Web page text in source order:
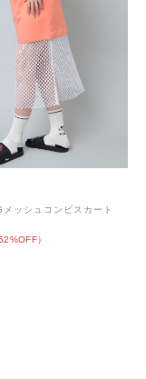
ッシュコンビスカート
52%OFF）